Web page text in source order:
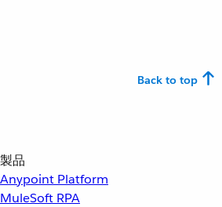
Back to top
製品
Anypoint Platform
MuleSoft RPA